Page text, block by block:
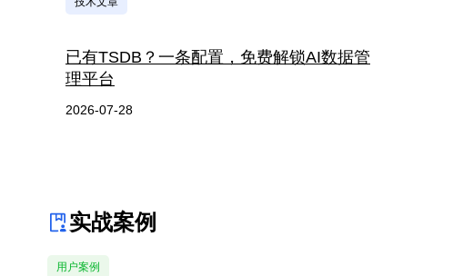
已有TSDB？一条配置，免费解锁AI数据管
理平台
2026-07-28
实战案例
用户案例